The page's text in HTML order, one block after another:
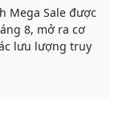
Mega Sale được
8, mở ra cơ
lưu lượng truy